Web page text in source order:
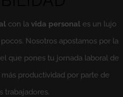
con la vida personales un lujo
Nosotros apostamos por la
que pones tu jornada laboral de
productividad por parte de
trabajadores.